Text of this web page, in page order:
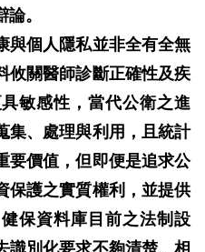
。
與個人隱私並非全有全無
攸關醫師診斷正確性及疾
敏感性，當代公衛之進
集、處理與利用，且統計
要價值，但即便是追求公
保護之實質權利，並提供
保資料庫目前之法制設
識別化要求不夠清楚、相